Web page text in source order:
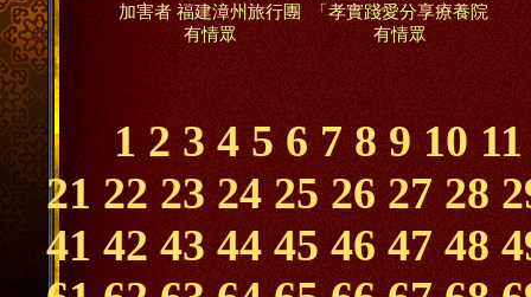
加害者 福建漳州旅行團
有情眾
「孝實踐愛分享療養院
有情眾
1 2 3 4 5 6 7 8 9 10 11
21 22 23 24 25 26 27 28
41 42 43 44 45 46 47 48